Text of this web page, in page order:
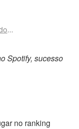
Spotify, sucesso
no ranking